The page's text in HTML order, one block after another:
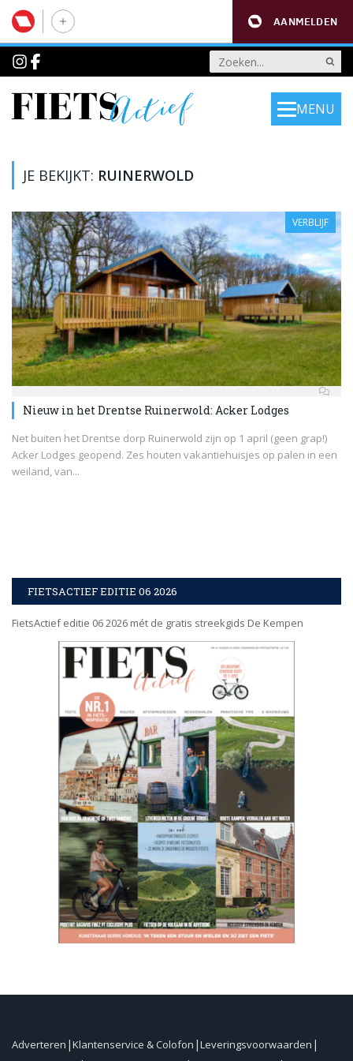
AANMELDEN
MENU
JE BEKIJKT: RUINERWOLD
VERBLIJF
Nieuw in het Drentse Ruinerwold: Acker Lodges
Net buiten het Drentse dorp Ruinerwold zijn op 1 april (geen grap!)
Acker Lodges geopend. Zes houten vakantiehuisjes op palen in een
weiland, van...
FIETSACTIEF EDITIE 06 2026
FietsActief editie 06 2026 mét de gratis streekgids De Kempen
Adverteren Klantenservice & Colofon Leveringsvoorwaarden